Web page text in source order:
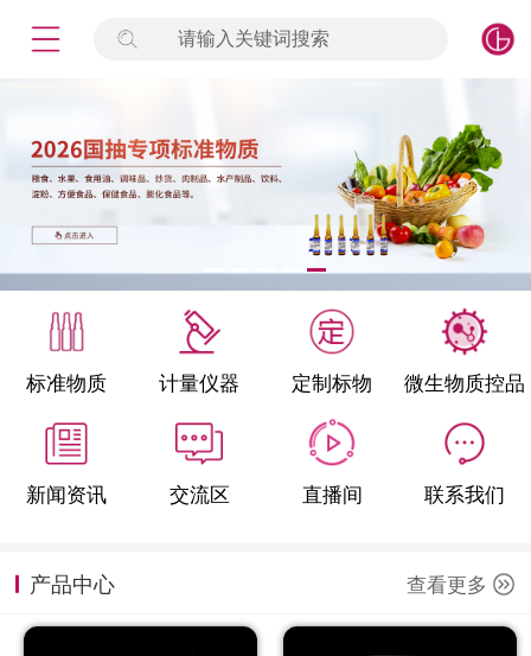
请输入关键词搜索
标准物质 计量仪器 定制标物 微生物质控品
新闻资讯 交流区 直播间 联系我们
产品中心 查看更多
标准物质
产品专项
微生物检测/质控品
定制标物
定制仪器
新闻资讯